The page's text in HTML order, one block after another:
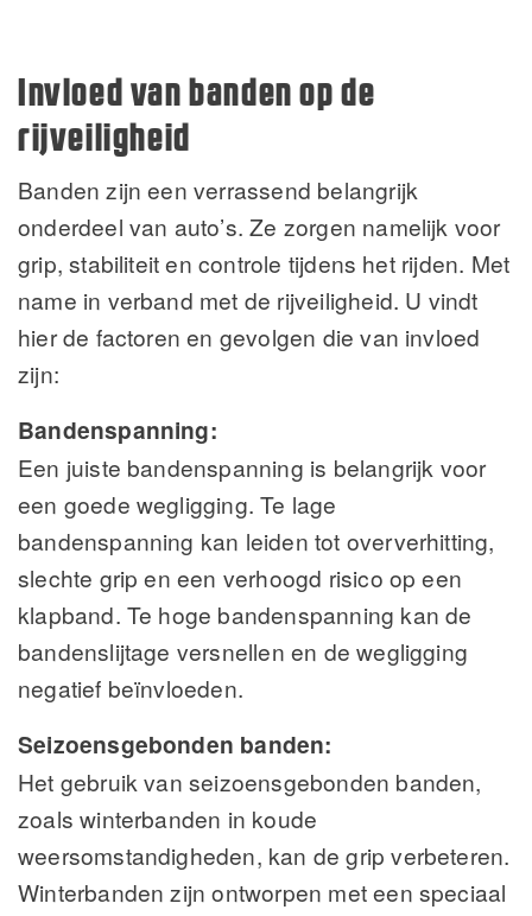
Invloed van banden op de
rijveiligheid
Banden zijn een verrassend belangrijk
onderdeel van auto’s. Ze zorgen namelijk voor
grip, stabiliteit en controle tijdens het rijden. Met
name in verband met de rijveiligheid. U vindt
hier de factoren en gevolgen die van invloed
zijn:
Bandenspanning:
Een juiste bandenspanning is belangrijk voor
een goede wegligging. Te lage
bandenspanning kan leiden tot oververhitting,
slechte grip en een verhoogd risico op een
klapband. Te hoge bandenspanning kan de
bandenslijtage versnellen en de wegligging
negatief beïnvloeden.
Seizoensgebonden banden:
Het gebruik van seizoensgebonden banden,
zoals winterbanden in koude
weersomstandigheden, kan de grip verbeteren.
Winterbanden zijn ontworpen met een speciaal